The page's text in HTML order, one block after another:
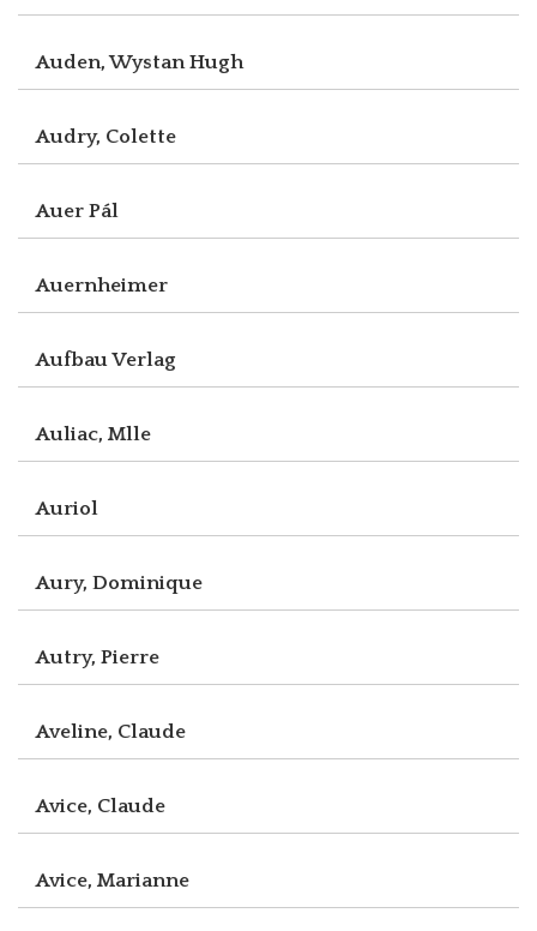
Auden, Wystan Hugh
Audry, Colette
Auer Pál
Auernheimer
Aufbau Verlag
Auliac, Mlle
Auriol
Aury, Dominique
Autry, Pierre
Aveline, Claude
Avice, Claude
Avice, Marianne